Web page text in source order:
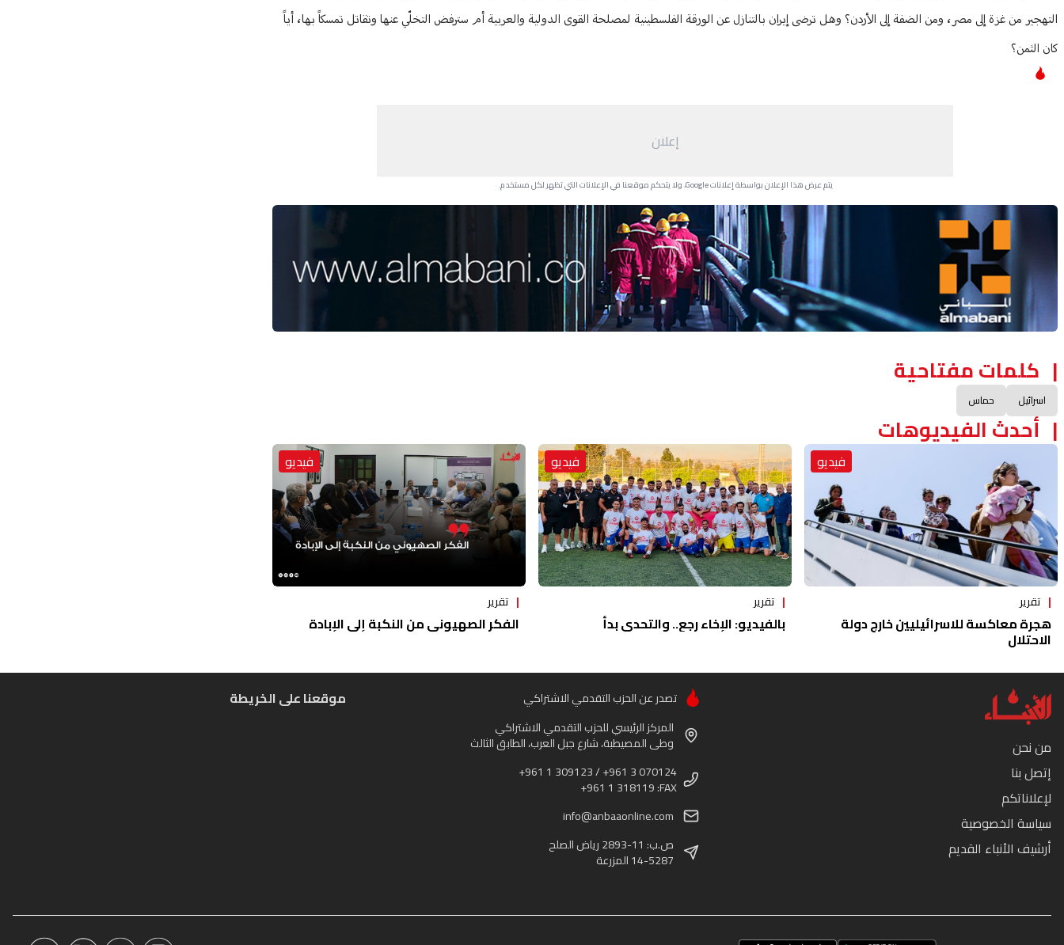
التهجير من غزة إلى مصر، ومن الضفة إلى الأردن؟ وهل ترضى إيران بالتنازل عن الورقة الفلسطينية لمصلحة القوى الدولية والعربية أم سترفض التخلّي عنها وتقاتل تمسكاً بها، أياً
كان الثمن؟
إعلان
يتم عرض هذا الإعلان بواسطة إعلانات Google، ولا يتحكم موقعنا في الإعلانات التي تظهر لكل مستخدم.
Advertisement Section
كلمات مفتاحية
اسرائيل حماس
أحدث الفيديوهات
فيديو
تقرير
هجرة معاكسة للاسرائيليين خارج دولة
الاحتلال
فيديو
تقرير
بالفيديو: الإخاء رجع.. والتحدي بدأ
فيديو
تقرير
الفكر الصهيوني من النكبة إلى الإبادة
من نحن
إتصل بنا
لإعلاناتكم
سياسة الخصوصية
أرشيف الأنباء القديم
تصدر عن الحزب التقدمي الاشتراكي
المركز الرئيسي للحزب التقدمي الاشتراكي
وطى المصيطبة، شارع جبل العرب، الطابق الثالث
+961 1 309123 / +961 3 070124
+961 1 318119 :FAX
info@anbaaonline.com
ص.ب: 11-2893 رياض الصلح
14-5287 المزرعة
موقعنا على الخريطة